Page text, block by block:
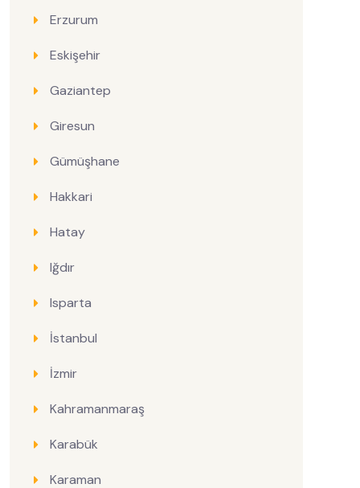
Erzurum
Eskişehir
Gaziantep
Giresun
Gümüşhane
Hakkari
Hatay
Iğdır
Isparta
İstanbul
İzmir
Kahramanmaraş
Karabük
Karaman